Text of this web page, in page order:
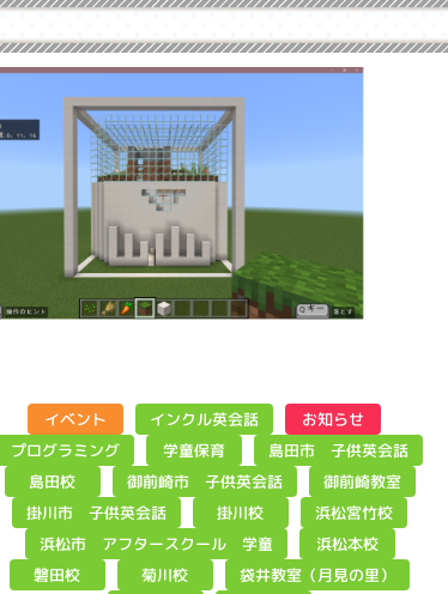
イベント インクル英会話 お知らせ
プログラミング 学童保育 島田市 子供英会話
島田校 御前崎市 子供英会話 御前崎教室
掛川市 子供英会話 掛川校 浜松宮竹校
浜松市 アフタースクール 学童 浜松本校
磐田校 菊川校 袋井教室（月見の里）